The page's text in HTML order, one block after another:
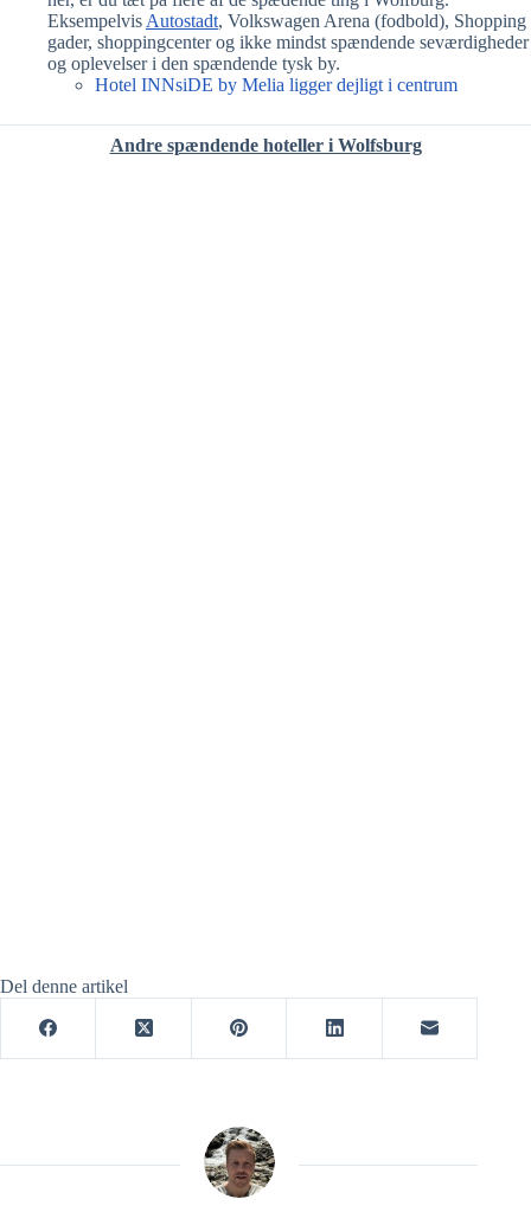
Eksempelvis Autostadt, Volkswagen Arena (fodbold), Shopping
gader, shoppingcenter og ikke mindst spændende seværdigheder
og oplevelser i den spændende tysk by.
Hotel INNsiDE by Melia ligger dejligt i centrum
Andre spændende hoteller i Wolfsburg
Del denne artikel